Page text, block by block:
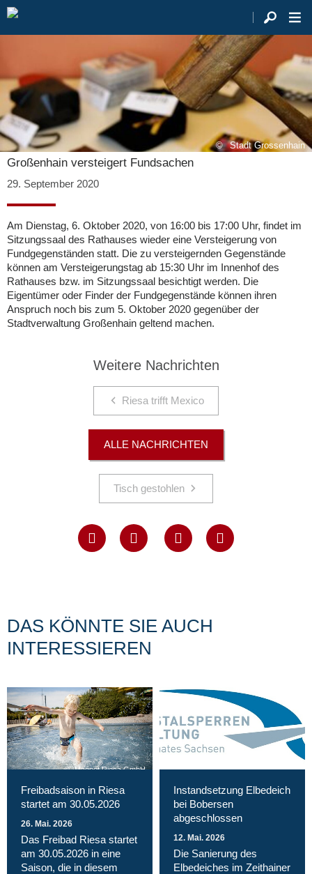
Stadt Grossenhain
Großenhain versteigert Fundsachen
29. September 2020
Am Dienstag, 6. Oktober 2020, von 16:00 bis 17:00 Uhr, findet im
Sitzungssaal des Rathauses wieder eine Versteigerung von
Fundgegenständen statt. Die zu versteigernden Gegenstände
können am Versteigerungstag ab 15:30 Uhr im Innenhof des
Rathauses bzw. im Sitzungssaal besichtigt werden. Die
Eigentümer oder Finder der Fundgegenstände können ihren
Anspruch noch bis zum 5. Oktober 2020 gegenüber der
Stadtverwaltung Großenhain geltend machen.
Weitere Nachrichten
Riesa trifft Mexico
ALLE NACHRICHTEN
Tisch gestohlen
DAS KÖNNTE SIE AUCH
INTERESSIEREN
Magnet Riesa GmbH
Freibadsaison in Riesa
startet am 30.05.2026
26. Mai. 2026
Das Freibad Riesa startet
am 30.05.2026 in eine
Saison, die in diesem
Instandsetzung Elbedeich
bei Bobersen
abgeschlossen
12. Mai. 2026
Die Sanierung des
Elbedeiches im Zeithainer